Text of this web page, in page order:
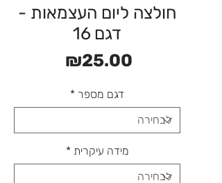
חולצה ליום העצמאות -
דגם 16
₪25.00
דגם מספר *
מידה עיקרית *